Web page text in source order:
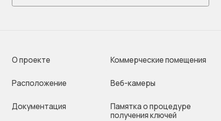
О проекте
Раcположение
Документация
Коммерческие помещения
Веб-камеры
Памятка о процедуре
получения ключей